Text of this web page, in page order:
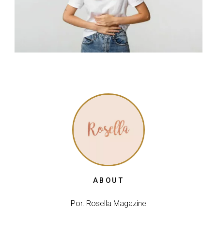
ABOUT
Por: Rosella Magazine